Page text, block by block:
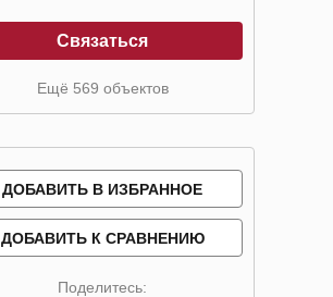
Связаться
Ещё 569 объектов
ДОБАВИТЬ В ИЗБРАННОЕ
ДОБАВИТЬ К СРАВНЕНИЮ
Поделитесь: